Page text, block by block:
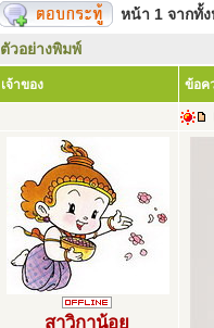
หน้า 1 จากทั้
ตัวอย่างพิมพ์
เจ้าของ ข้อค
สาวิกาน้อย